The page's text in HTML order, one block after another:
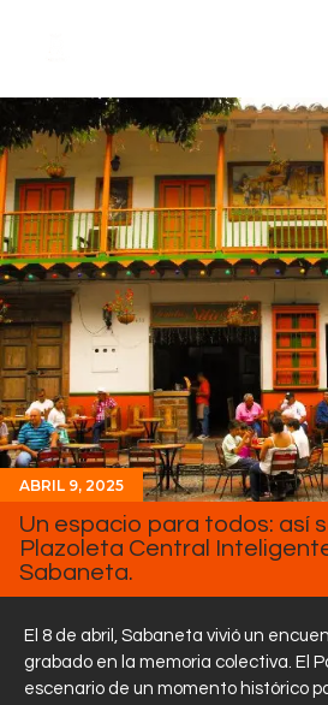
Inicio Real FM
Streaming
En Vivo
Descarga La APP
Programas
Noticias
Equipo
Sobre Nosotros
Contactos
ABRIL 9, 2025
Un espacio para todos: así
Plazoleta Central
Sabaneta.
El 8 de abril, Sabaneta vivió un
grabado en la memoria colectiva. El
escenario de un momento histórico